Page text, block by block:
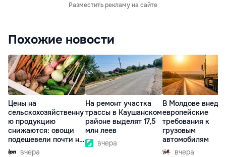
Разместить рекламу на сайте
Похожие новости
Цены на
сельскохозяйственну
ю продукцию
снижаются: овощи
подешевели почти на
30%вчера
На ремонт участка
трассы в Каушанском
районе выделят 17,5
млн леев
вчера
В Молдове
европейские
требования к
грузовым
автомобилям
вчера